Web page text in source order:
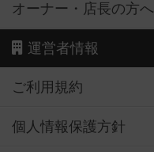
オーナー・店長の方へ
運営者情報
ご利用規約
個人情報保護方針